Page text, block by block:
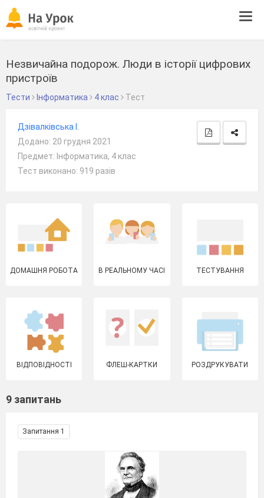
Незвичайна подорож. Люди в історії цифрових
пристроїв
Тести Інформатика 4 клас Тест
Дзівалківська І.
Додано: 20 грудня 2021
Предмет: Інформатика, 4 клас
Тест виконано: 919 разів
ДОМАШНЯ РОБОТА В РЕАЛЬНОМУ ЧАСІ ТЕСТУВАННЯ
ВІДПОВІДНОСТІ ФЛЕШ-КАРТКИ РОЗДРУКУВАТИ
9 запитань
Запитання 1